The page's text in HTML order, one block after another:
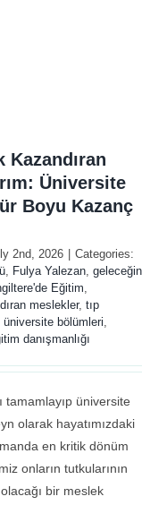
Kazandıran
Üniversite
Boyu Kazanç
2nd, 2026
Categories:
, Fulya Yalezan, geleceğin
Eğitim,
meslekler, tıp
üniversite bölümleri,
danışmanlığı
tamamlayıp üniversite
olarak hayatımızdaki
en kritik dönüm
onların tutkularının
bir meslek
Yerini Aldı
News